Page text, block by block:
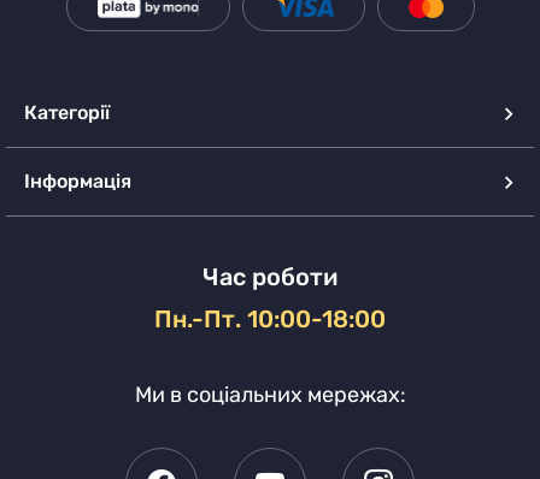
Категорії
Інформація
Час роботи
Пн.-Пт. 10:00-18:00
Ми в соціальних мережах: